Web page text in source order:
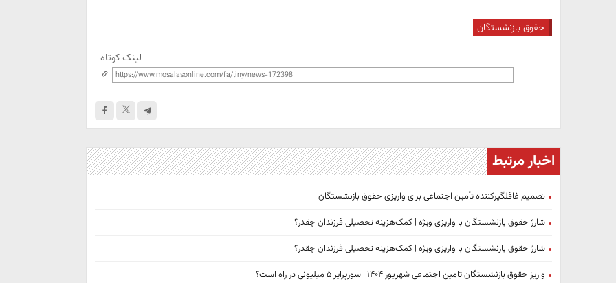
حقوق بازنشستگان
لینک کوتاه
اخبار مرتبط
تصمیم غافلگیرکننده تأمین اجتماعی برای واریزی حقوق بازنشستگان
شارژ حقوق بازنشستگان با واریزی ویژه | کمک‌هزینه تحصیلی فرزندان چقدر؟
شارژ حقوق بازنشستگان با واریزی ویژه | کمک‌هزینه تحصیلی فرزندان چقدر؟
واریز حقوق بازنشستگان تامین اجتماعی شهریور ۱۴۰۴ | سورپرایز ۵ میلیونی در راه است؟